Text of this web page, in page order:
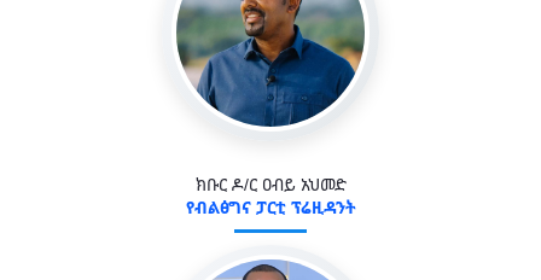
ክቡር ዶ/ር ዐብይ አህመድ
የብልፅግና ፓርቲ ፕሬዚዳንት